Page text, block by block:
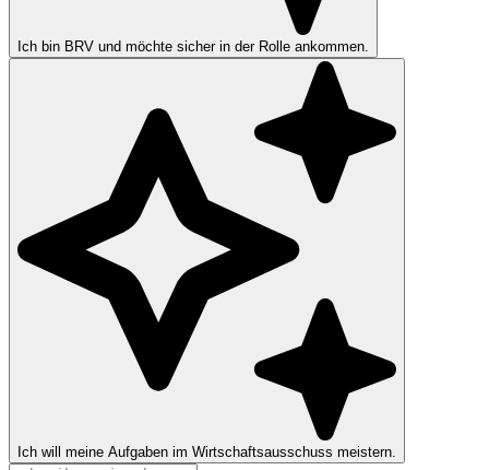
Ich bin BRV und möchte sicher in der Rolle ankommen.
Ich will meine Aufgaben im Wirtschaftsausschuss meistern.